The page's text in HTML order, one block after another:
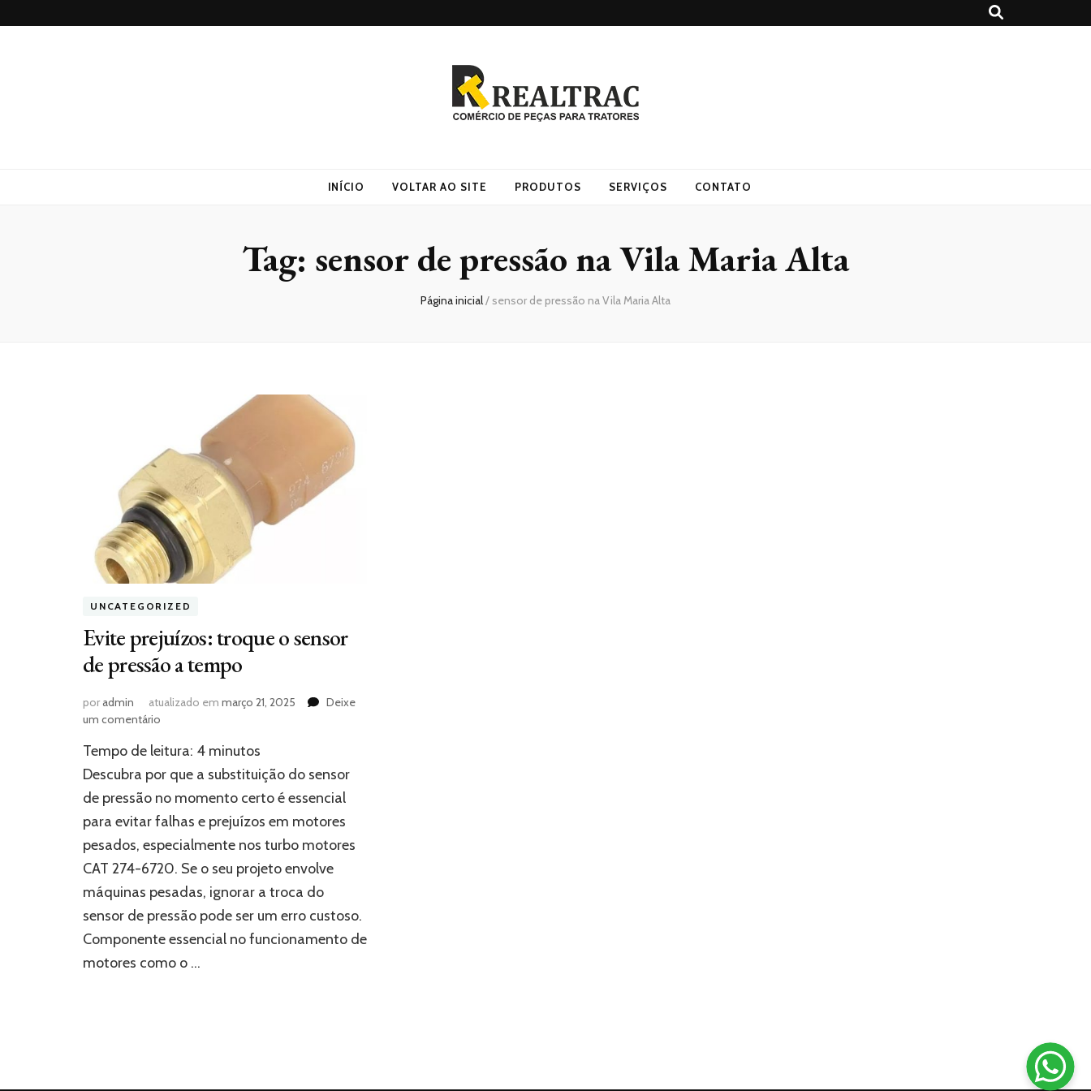
INÍCIO VOLTAR AO SITE PRODUTOS SERVIÇOS CONTATO
Tag: sensor de pressão na Vila Maria Alta
Página inicial/ sensor de pressão na Vila Maria Alta
UNCATEGORIZED
Evite prejuízos: troque o sensor
de pressão a tempo
poradmin atualizado em março 21, 2025
Deixe
um comentário
prejuízos:
troque
sensor
de
pressão
tempo
Tempo de leitura: 4 minutos
Descubra por que a substituição do sensor
de pressão no momento certo é essencial
para evitar falhas e prejuízos em motores
pesados, especialmente nos turbo motores
CAT 274-6720. Se o seu projeto envolve
máquinas pesadas, ignorar a troca do
sensor de pressão pode ser um erro custoso.
Componente essencial no funcionamento de
motores como o …